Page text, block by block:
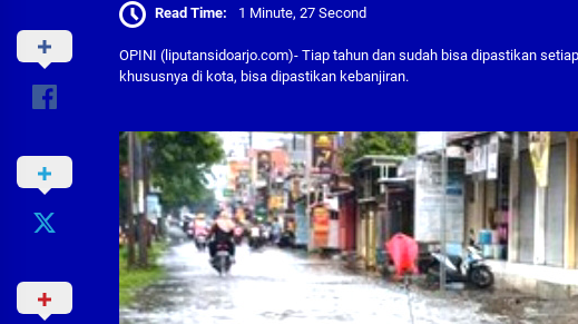
Read Time: 1 Minute, 27 Second
OPINI (liputansidoarjo.com)- Tiap tahun dan sudah bisa dipastikan
khususnya di kota, bisa dipastikan kebanjiran.